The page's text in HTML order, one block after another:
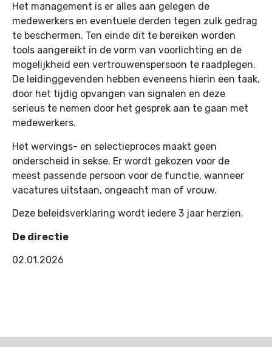
Het management is er alles aan gelegen de
medewerkers en eventuele derden tegen zulk gedrag
te beschermen. Ten einde dit te bereiken worden
tools aangereikt in de vorm van voorlichting en de
mogelijkheid een vertrouwenspersoon te raadplegen.
De leidinggevenden hebben eveneens hierin een taak,
door het tijdig opvangen van signalen en deze
serieus te nemen door het gesprek aan te gaan met
medewerkers.
Het wervings- en selectieproces maakt geen
onderscheid in sekse. Er wordt gekozen voor de
meest passende persoon voor de functie, wanneer
vacatures uitstaan, ongeacht man of vrouw.
Deze beleidsverklaring wordt iedere 3 jaar herzien.
De directie
02.01.2026